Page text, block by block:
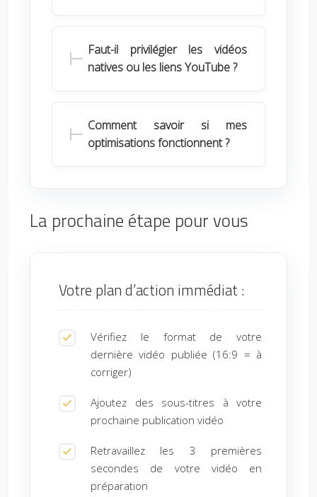
Faut-il privilégier les vidéos
natives ou les liens YouTube ?
Comment savoir si mes
optimisations fonctionnent ?
La prochaine étape pour vous
Votre plan d’action immédiat :
Vérifiez le format de votre
dernière vidéo publiée (16:9 = à
corriger)
Ajoutez des sous-titres à votre
prochaine publication vidéo
Retravaillez les 3 premières
secondes de votre vidéo en
préparation